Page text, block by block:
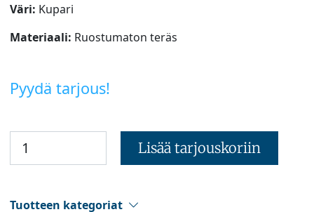
Väri: Kupari
Materiaali: Ruostumaton teräs
Pyydä tarjous!
Lisää tarjouskoriin
Tuotteen kategoriat